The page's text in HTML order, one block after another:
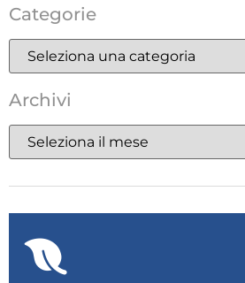
Categorie
Archivi